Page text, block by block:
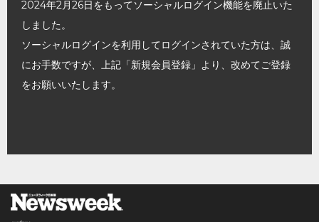
2024年2月26日をもってソーシャルログイン機能を廃止いた
しました。
ソーシャルログインを利用してログインされていた方は、誠
にお手数ですが、上記「新規会員登録」より、改めてご登録
をお願いいたします。